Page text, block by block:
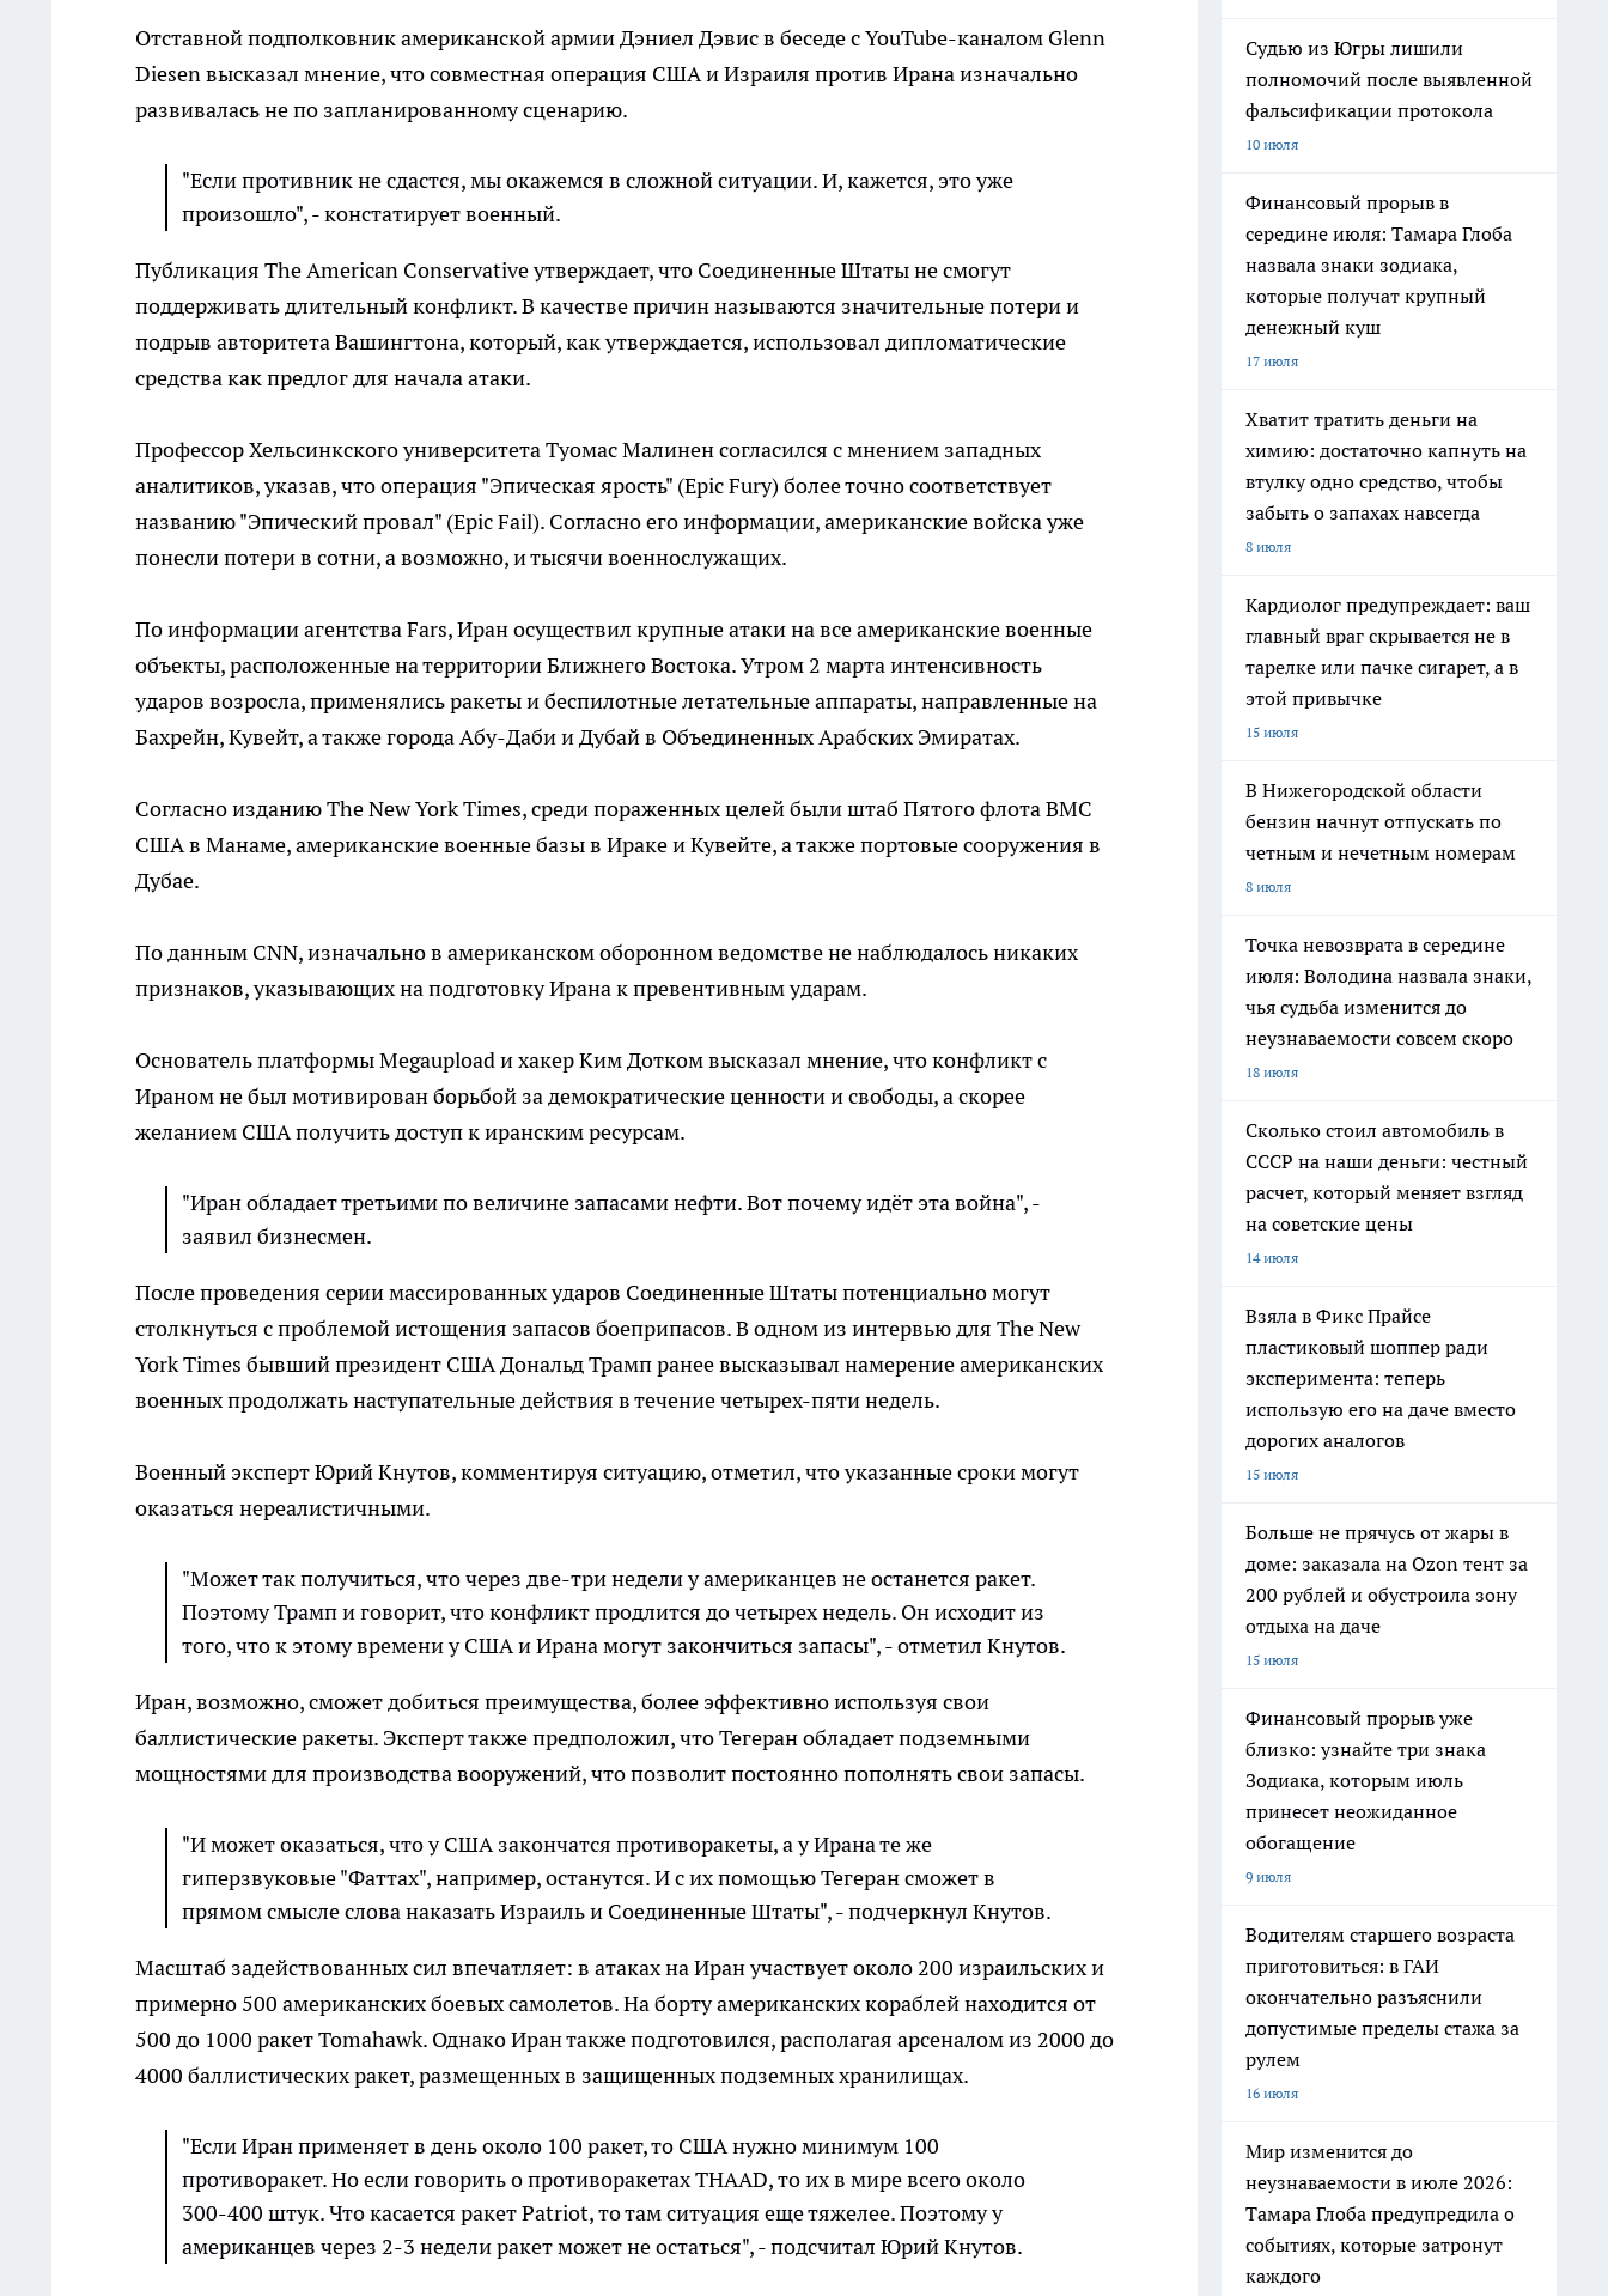
Отставной подполковник американской армии Дэниел Дэвис в беседе с YouTube-каналом Glenn
Diesen высказал мнение, что совместная операция США и Израиля против Ирана изначально
развивалась не по запланированному сценарию.
"Если противник не сдастся, мы окажемся в сложной ситуации. И, кажется, это уже
произошло", - констатирует военный.
Публикация The American Conservative утверждает, что Соединенные Штаты не смогут
поддерживать длительный конфликт. В качестве причин называются значительные потери и
подрыв авторитета Вашингтона, который, как утверждается, использовал дипломатические
средства как предлог для начала атаки.
Профессор Хельсинкского университета Туомас Малинен согласился с мнением западных
аналитиков, указав, что операция "Эпическая ярость" (Epic Fury) более точно соответствует
названию "Эпический провал" (Epic Fail). Согласно его информации, американские войска уже
понесли потери в сотни, а возможно, и тысячи военнослужащих.
По информации агентства Fars, Иран осуществил крупные атаки на все американские военные
объекты, расположенные на территории Ближнего Востока. Утром 2 марта интенсивность
ударов возросла, применялись ракеты и беспилотные летательные аппараты, направленные на
Бахрейн, Кувейт, а также города Абу-Даби и Дубай в Объединенных Арабских Эмиратах.
Согласно изданию The New York Times, среди пораженных целей были штаб Пятого флота ВМС
США в Манаме, американские военные базы в Ираке и Кувейте, а также портовые сооружения в
Дубае.
По данным CNN, изначально в американском оборонном ведомстве не наблюдалось никаких
признаков, указывающих на подготовку Ирана к превентивным ударам.
Основатель платформы Megaupload и хакер Ким Дотком высказал мнение, что конфликт с
Ираном не был мотивирован борьбой за демократические ценности и свободы, а скорее
желанием США получить доступ к иранским ресурсам.
"Иран обладает третьими по величине запасами нефти. Вот почему идёт эта война", -
заявил бизнесмен.
После проведения серии массированных ударов Соединенные Штаты потенциально могут
столкнуться с проблемой истощения запасов боеприпасов. В одном из интервью для The New
York Times бывший президент США Дональд Трамп ранее высказывал намерение американских
военных продолжать наступательные действия в течение четырех-пяти недель.
Военный эксперт Юрий Кнутов, комментируя ситуацию, отметил, что указанные сроки могут
оказаться нереалистичными.
"Может так получиться, что через две-три недели у американцев не останется ракет.
Поэтому Трамп и говорит, что конфликт продлится до четырех недель. Он исходит из
того, что к этому времени у США и Ирана могут закончиться запасы", - отметил Кнутов.
Иран, возможно, сможет добиться преимущества, более эффективно используя свои
баллистические ракеты. Эксперт также предположил, что Тегеран обладает подземными
мощностями для производства вооружений, что позволит постоянно пополнять свои запасы.
"И может оказаться, что у США закончатся противоракеты, а у Ирана те же
гиперзвуковые "Фаттах", например, останутся. И с их помощью Тегеран сможет в
прямом смысле слова наказать Израиль и Соединенные Штаты", - подчеркнул Кнутов.
Масштаб задействованных сил впечатляет: в атаках на Иран участвует около 200 израильских и
примерно 500 американских боевых самолетов. На борту американских кораблей находится от
500 до 1000 ракет Tomahawk. Однако Иран также подготовился, располагая арсеналом из 2000 до
4000 баллистических ракет, размещенных в защищенных подземных хранилищах.
"Если Иран применяет в день около 100 ракет, то США нужно минимум 100
противоракет. Но если говорить о противоракетах THAAD, то их в мире всего около
300-400 штук. Что касается ракет Patriot, то там ситуация еще тяжелее. Поэтому у
американцев через 2-3 недели ракет может не остаться", - подсчитал Юрий Кнутов.
Судью из Югры лишили
полномочий после выявленной
фальсификации протокола
10 июля
Финансовый прорыв в
середине июля: Тамара Глоба
назвала знаки зодиака,
которые получат крупный
денежный куш
17 июля
Хватит тратить деньги на
химию: достаточно капнуть на
втулку одно средство, чтобы
забыть о запахах навсегда
8 июля
Кардиолог предупреждает: ваш
главный враг скрывается не в
тарелке или пачке сигарет, а в
этой привычке
15 июля
В Нижегородской области
бензин начнут отпускать по
четным и нечетным номерам
8 июля
Точка невозврата в середине
июля: Володина назвала знаки,
чья судьба изменится до
неузнаваемости совсем скоро
18 июля
Сколько стоил автомобиль в
СССР на наши деньги: честный
расчет, который меняет взгляд
на советские цены
14 июля
Взяла в Фикс Прайсе
пластиковый шоппер ради
эксперимента: теперь
использую его на даче вместо
дорогих аналогов
15 июля
Больше не прячусь от жары в
доме: заказала на Ozon тент за
200 рублей и обустроила зону
отдыха на даче
15 июля
Финансовый прорыв уже
близко: узнайте три знака
Зодиака, которым июль
принесет неожиданное
обогащение
9 июля
Водителям старшего возраста
приготовиться: в ГАИ
окончательно разъяснили
допустимые пределы стажа за
рулем
16 июля
Мир изменится до
неузнаваемости в июле 2026:
Тамара Глоба предупредила о
событиях, которые затронут
каждого